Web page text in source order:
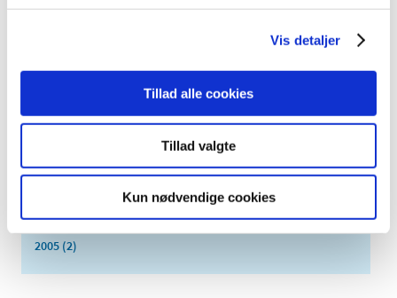
Vis detaljer
Tillad alle cookies
Tillad valgte
Kun nødvendige cookies
2012 (44)
2010 (7)
2008 (8)
2006 (9)
2005 (2)